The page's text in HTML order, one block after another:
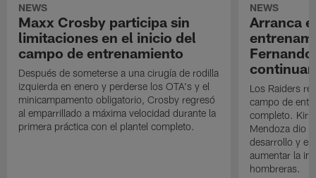
NEWS
Maxx Crosby participa sin
limitaciones en el inicio del
campo de entrenamiento
Después de someterse a una cirugía de rodilla
izquierda en enero y perderse los OTA's y el
minicampamento obligatorio, Crosby regresó
al emparrillado a máxima velocidad durante la
primera práctica con el plantel completo.
NEWS
Arranca
Los Raiders
campo de
completo. Kirk
Mendoza dio
desarrollo y el
aumentar la
hombreras.